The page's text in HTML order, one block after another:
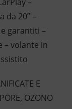
da 20” –
garantiti –
– volante in
E
OZONO